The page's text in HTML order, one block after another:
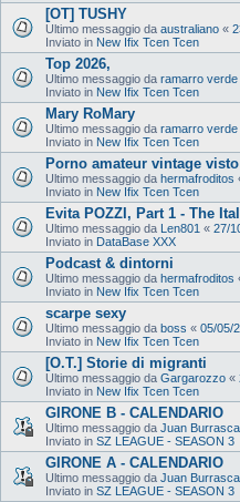
[OT] TUSHY
Ultimo messaggio da australiano «
Inviato in New Ifix Tcen Tcen
Top 2026,
Ultimo messaggio da ramarro verde
Inviato in New Ifix Tcen Tcen
Mary RoMary
Ultimo messaggio da ramarro verde
Inviato in New Ifix Tcen Tcen
Porno amateur vintage
Ultimo messaggio da hermafroditos
Inviato in New Ifix Tcen Tcen
Evita POZZI, Part 1 - The
Ultimo messaggio da Len801 « 27/
Inviato in DataBase XXX
Podcast & dintorni
Ultimo messaggio da hermafroditos
Inviato in New Ifix Tcen Tcen
scarpe sexy
Ultimo messaggio da boss « 05/05/
Inviato in New Ifix Tcen Tcen
[O.T.] Storie di migranti
Ultimo messaggio da Gargarozzo «
Inviato in New Ifix Tcen Tcen
GIRONE B - CALENDARIO
Ultimo messaggio da Juan Burrasca
Inviato in SZ LEAGUE - SEASON 3
GIRONE A - CALENDARIO
Ultimo messaggio da Juan Burrasca
Inviato in SZ LEAGUE - SEASON 3